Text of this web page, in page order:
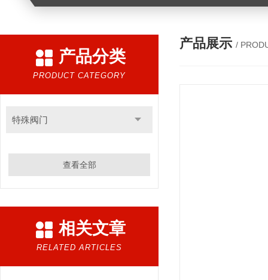
产品分类
PRODUCT CATEGORY
特殊阀门
查看全部
相关文章
RELATED ARTICLES
产品展示 /